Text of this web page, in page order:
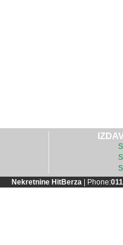
Nekretnine HitBerza| Phone: